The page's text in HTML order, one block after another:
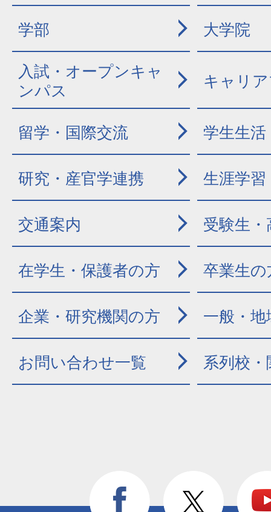
学部 大学院
入試・オープンキャ
ンパス
キャリ
留学・国際交流 学生生活
研究・産官学連携 生涯学習
交通案内 受験生
在学生・保護者の方 卒業生の
企業・研究機関の方 一般・地
お問い合わせ一覧 系列校